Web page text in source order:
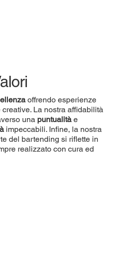
offrendo esperienze
La nostra affidabilità
una puntualitàe
impeccabili. Infine, la nostra
del bartending si riflette in
realizzato con cura ed